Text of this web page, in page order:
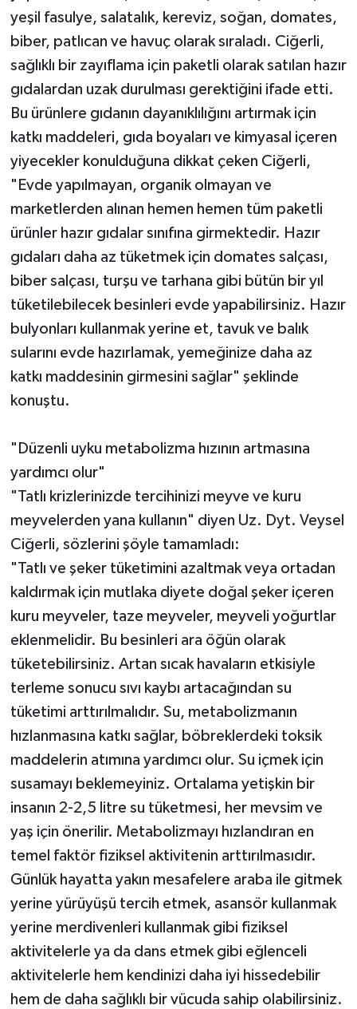
yeşil fasulye, salatalık, kereviz, soğan, domates,
biber, patlıcan ve havuç olarak sıraladı. Ciğerli,
sağlıklı bir zayıflama için paketli olarak satılan hazır
gıdalardan uzak durulması gerektiğini ifade etti.
Bu ürünlere gıdanın dayanıklılığını artırmak için
katkı maddeleri, gıda boyaları ve kimyasal içeren
yiyecekler konulduğuna dikkat çeken Ciğerli,
"Evde yapılmayan, organik olmayan ve
marketlerden alınan hemen hemen tüm paketli
ürünler hazır gıdalar sınıfına girmektedir. Hazır
gıdaları daha az tüketmek için domates salçası,
biber salçası, turşu ve tarhana gibi bütün bir yıl
tüketilebilecek besinleri evde yapabilirsiniz. Hazır
bulyonları kullanmak yerine et, tavuk ve balık
sularını evde hazırlamak, yemeğinize daha az
katkı maddesinin girmesini sağlar" şeklinde
konuştu.
"Düzenli uyku metabolizma hızının artmasına
yardımcı olur"
"Tatlı krizlerinizde tercihinizi meyve ve kuru
meyvelerden yana kullanın" diyen Uz. Dyt. Veysel
Ciğerli, sözlerini şöyle tamamladı:
"Tatlı ve şeker tüketimini azaltmak veya ortadan
kaldırmak için mutlaka diyete doğal şeker içeren
kuru meyveler, taze meyveler, meyveli yoğurtlar
eklenmelidir. Bu besinleri ara öğün olarak
tüketebilirsiniz. Artan sıcak havaların etkisiyle
terleme sonucu sıvı kaybı artacağından su
tüketimi arttırılmalıdır. Su, metabolizmanın
hızlanmasına katkı sağlar, böbreklerdeki toksik
maddelerin atımına yardımcı olur. Su içmek için
susamayı beklemeyiniz. Ortalama yetişkin bir
insanın 2-2,5 litre su tüketmesi, her mevsim ve
yaş için önerilir. Metabolizmayı hızlandıran en
temel faktör fiziksel aktivitenin arttırılmasıdır.
Günlük hayatta yakın mesafelere araba ile gitmek
yerine yürüyüşü tercih etmek, asansör kullanmak
yerine merdivenleri kullanmak gibi fiziksel
aktivitelerle ya da dans etmek gibi eğlenceli
aktivitelerle hem kendinizi daha iyi hissedebilir
hem de daha sağlıklı bir vücuda sahip olabilirsiniz.